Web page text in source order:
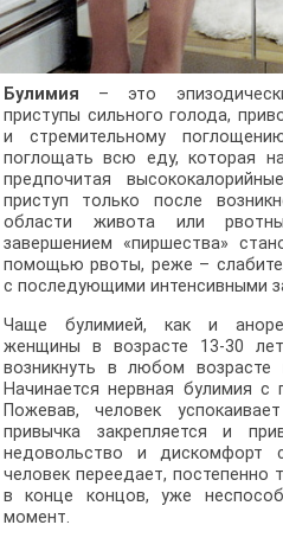
Булимия – это
приступы сильного голода,
и стремительному
поглощать всю еду, которая
предпочитая
приступ только после
области живота или
завершением «пиршества»
помощью рвоты, реже –
с последующими интенсивными
Чаще булимией, как и
женщины в возрасте 13-30
возникнуть в любом
Начинается нервная булимия с
Пожевав, человек
привычка закрепляется и
недовольство и дискомфорт
человек переедает, постепенно
в конце концов, уже
момент.